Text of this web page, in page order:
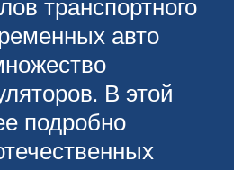
транспортного
авто
В этой
подробно